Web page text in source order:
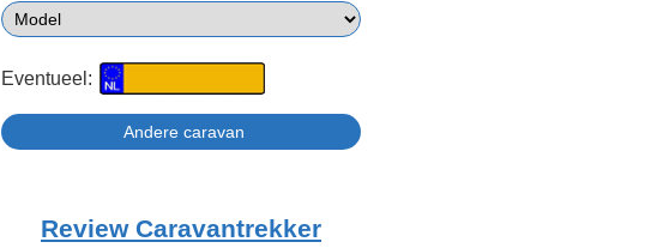
Eventueel:
Review Caravantrekker